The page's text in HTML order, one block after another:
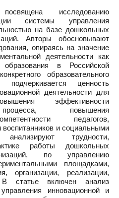
исследованию
системы управления
на базе дошкольных
Авторы обосновывают
опираясь на значение
деятельности как
в Российской
образовательного
ценность
деятельности для
эффективности
повышения
педагогов,
и социальными
трудности,
работы дошкольных
по управлению
площадками,
организации, реализации,
В статье включен анализ
инновационной и